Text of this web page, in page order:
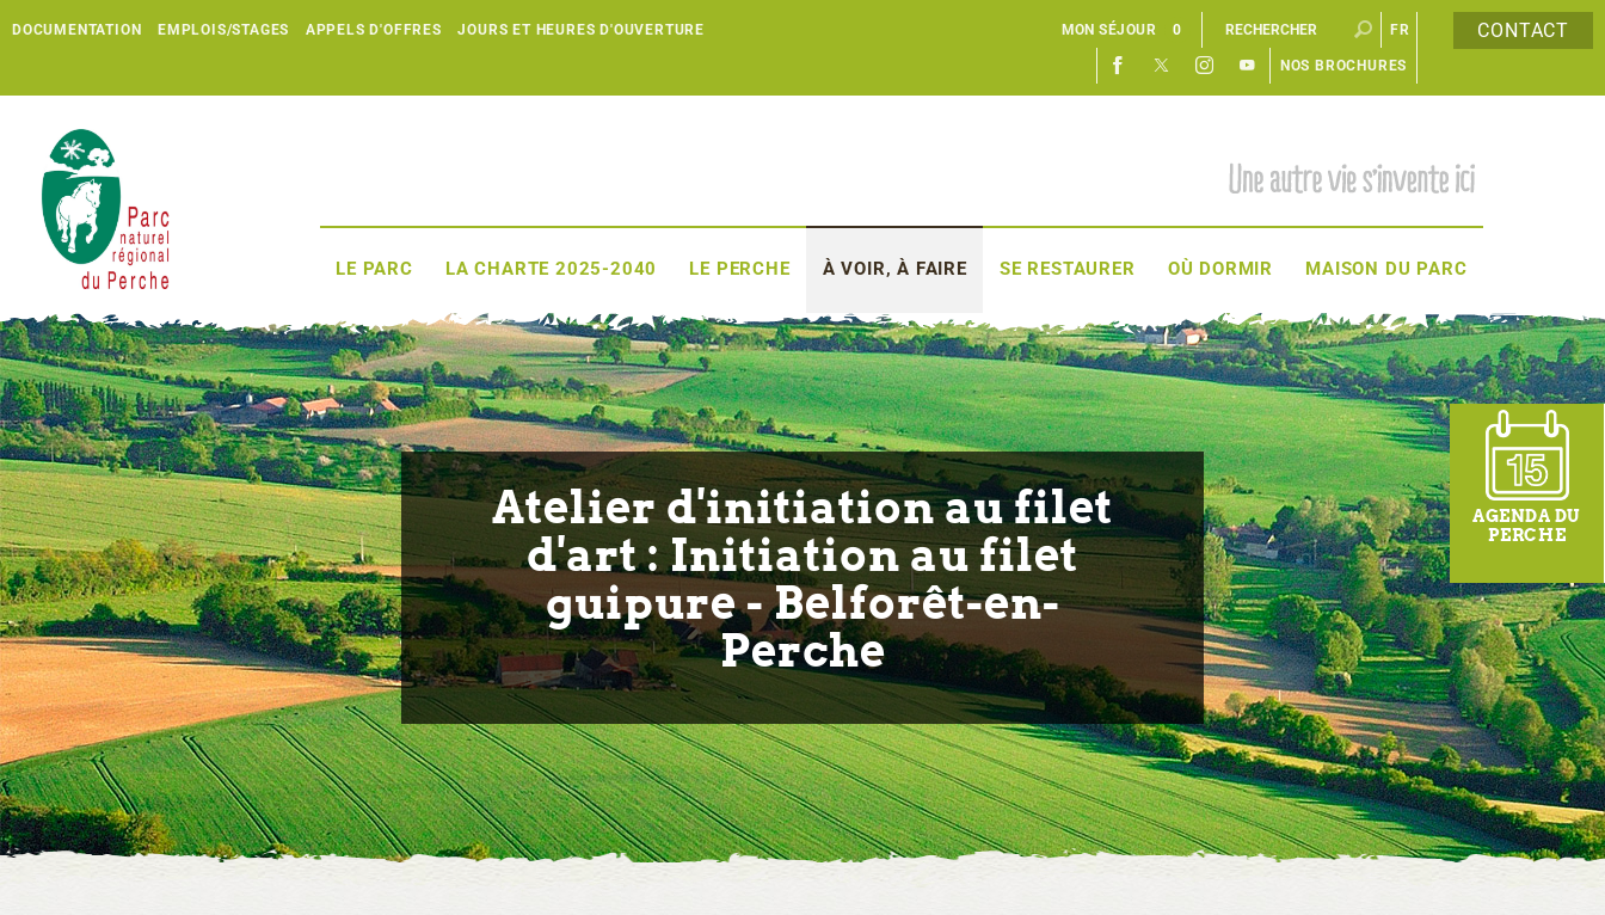
CONTACT
DOCUMENTATION EMPLOIS/STAGES APPELS D'OFFRES JOURS ET HEURES D'OUVERTURE
EN
FR
MON SÉJOUR 0
NOS BROCHURES
LE PARC LA CHARTE 2025-2040 LE PERCHE À VOIR, À FAIRE SE RESTAURER OÙ DORMIR MAISON DU PARC
Atelier d'initiation au filet
d'art : Initiation au filet
guipure - Belforêt-en-
Perche
AGENDA DU
PERCHE